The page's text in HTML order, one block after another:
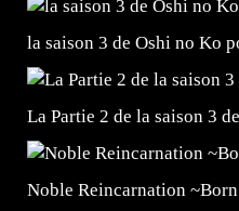
la saison 3 de Oshi no Ko
La Partie 2 de la saison 3
Noble Reincarnation